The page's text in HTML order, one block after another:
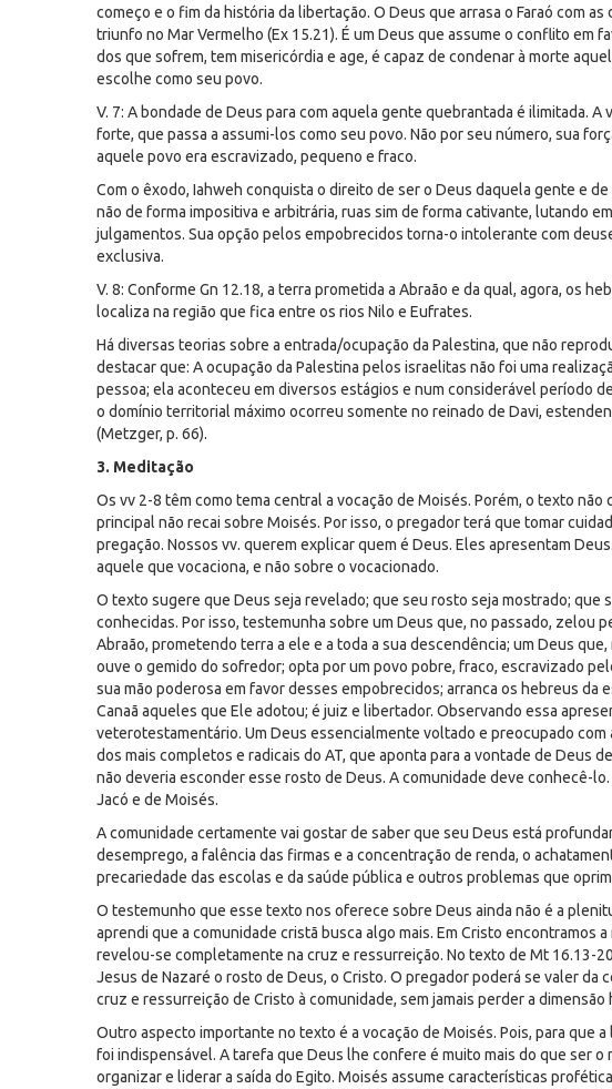
começo e o fim da história da libertação. O Deus que arrasa o Faraó com
triunfo no Mar Vermelho (Ex 15.21). É um Deus que assume o conflito em
dos que sofrem, tem misericórdia e age, é capaz de condenar à morte
escolhe como seu povo.
V. 7: A bondade de Deus para com aquela gente quebrantada é ilimitada.
forte, que passa a assumi-los como seu povo. Não por seu número, sua
aquele povo era escravizado, pequeno e fraco.
Com o êxodo, Iahweh conquista o direito de ser o Deus daquela gente e
não de forma impositiva e arbitrária, ruas sim de forma cativante, lutando
julgamentos. Sua opção pelos empobrecidos torna-o intolerante com
exclusiva.
V. 8: Conforme Gn 12.18, a terra prometida a Abraão e da qual, agora, os
localiza na região que fica entre os rios Nilo e Eufrates.
Há diversas teorias sobre a entrada/ocupação da Palestina, que não
destacar que: A ocupação da Palestina pelos israelitas não foi uma
pessoa; ela aconteceu em diversos estágios e num considerável período
o domínio territorial máximo ocorreu somente no reinado de Davi,
(Metzger, p. 66).
3. Meditação
Os vv 2-8 têm como tema central a vocação de Moisés. Porém, o texto
principal não recai sobre Moisés. Por isso, o pregador terá que tomar
pregação. Nossos vv. querem explicar quem é Deus. Eles apresentam
aquele que vocaciona, e não sobre o vocacionado.
O texto sugere que Deus seja revelado; que seu rosto seja mostrado; que
conhecidas. Por isso, testemunha sobre um Deus que, no passado, zelou
Abraão, prometendo terra a ele e a toda a sua descendência; um Deus
ouve o gemido do sofredor; opta por um povo pobre, fraco, escravizado
sua mão poderosa em favor desses empobrecidos; arranca os hebreus da
Canaã aqueles que Ele adotou; é juiz e libertador. Observando essa
veterotestamentário. Um Deus essencialmente voltado e preocupado
dos mais completos e radicais do AT, que aponta para a vontade de Deus
não deveria esconder esse rosto de Deus. A comunidade deve conhecê-
Jacó e de Moisés.
A comunidade certamente vai gostar de saber que seu Deus está
desemprego, a falência das firmas e a concentração de renda, o
precariedade das escolas e da saúde pública e outros problemas que
O testemunho que esse texto nos oferece sobre Deus ainda não é a
aprendi que a comunidade cristã busca algo mais. Em Cristo encontramos
revelou-se completamente na cruz e ressurreição. No texto de Mt 16.13-
Jesus de Nazaré o rosto de Deus, o Cristo. O pregador poderá se valer da
cruz e ressurreição de Cristo à comunidade, sem jamais perder a
Outro aspecto importante no texto é a vocação de Moisés. Pois, para que
foi indispensável. A tarefa que Deus lhe confere é muito mais do que ser o
organizar e liderar a saída do Egito. Moisés assume características